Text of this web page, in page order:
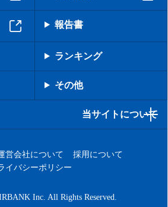
報告書
ランキング
その他
当サイトについて
営会社について
採用について
イバシーポリシー
Inc. All Rights Reserved.